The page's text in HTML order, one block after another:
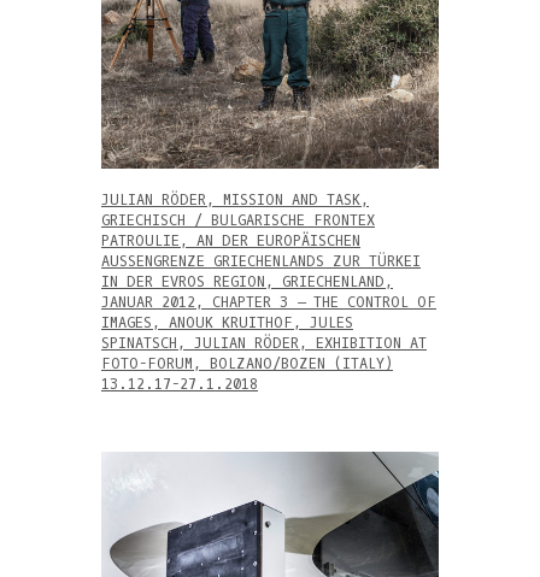
JULIAN RÖDER, MISSION AND TASK,
GRIECHISCH / BULGARISCHE FRONTEX
PATROULIE, AN DER EUROPÄISCHEN
AUSSENGRENZE GRIECHENLANDS ZUR TÜRKEI
IN DER EVROS REGION, GRIECHENLAND,
JANUAR 2012, CHAPTER 3 – THE CONTROL OF
IMAGES, ANOUK KRUITHOF, JULES
SPINATSCH, JULIAN RÖDER, EXHIBITION AT
FOTO-FORUM, BOLZANO/BOZEN (ITALY)
13.12.17-27.1.2018